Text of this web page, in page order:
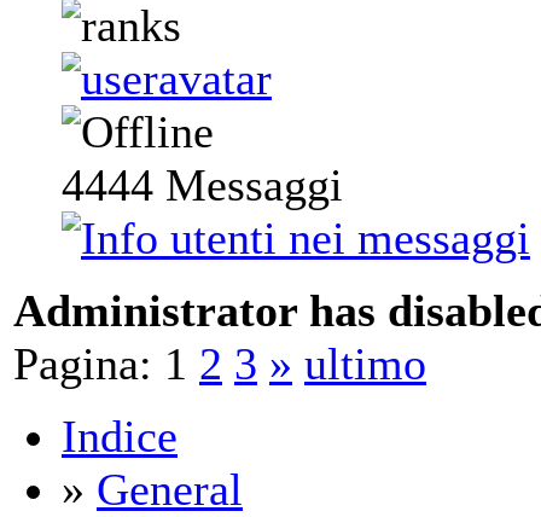
4444 Messaggi
Administrator has
Pagina: 1 2 3 » ultimo
Indice
» General